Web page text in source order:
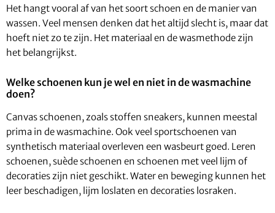
Het hangt vooral af van het soort schoen en de manier van
wassen. Veel mensen denken dat het altijd slecht is, maar dat
hoeft niet zo te zijn. Het materiaal en de wasmethode zijn
het belangrijkst.
Welke schoenen kun je wel en niet in de wasmachine
doen?
Canvas schoenen, zoals stoffen sneakers, kunnen meestal
prima in de wasmachine. Ook veel sportschoenen van
synthetisch materiaal overleven een wasbeurt goed. Leren
schoenen, suède schoenen en schoenen met veel lijm of
decoraties zijn niet geschikt. Water en beweging kunnen het
leer beschadigen, lijm loslaten en decoraties losraken.